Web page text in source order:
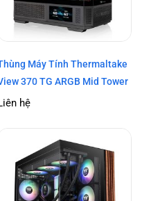
Máy Tính Thermaltake
370 TG ARGB Mid Tower
hệ